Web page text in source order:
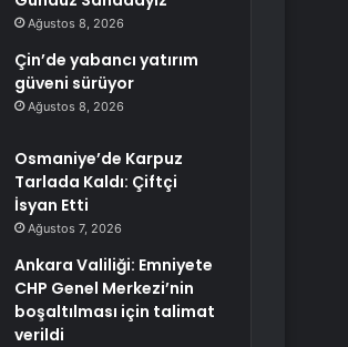
Ağustos 8, 2026
Çin’de yabancı yatırım
güveni sürüyor
Ağustos 8, 2026
Osmaniye’de Karpuz
Tarlada Kaldı: Çiftçi
İsyan Etti
Ağustos 7, 2026
Ankara Valiliği: Emniyete
CHP Genel Merkezi’nin
boşaltılması için talimat
verildi